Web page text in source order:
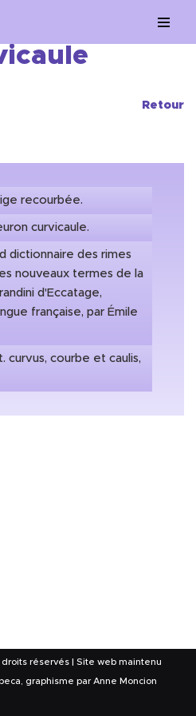
Retour
recourbée.
curvicaule.
dictionnaire des rimes
nouveaux termes de la
d'Eccatage,
française, par Émile
curvus, courbe et caulis,
droits réservés | Site web maintenu
graphisme par Anne Moncion